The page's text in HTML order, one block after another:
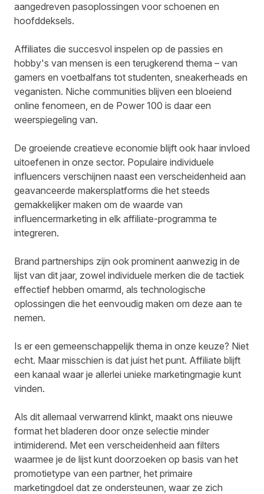
aangedreven pasoplossingen voor schoenen en
hoofddeksels.
Affiliates die succesvol inspelen op de passies en
hobby's van mensen is een terugkerend thema – van
gamers en voetbalfans tot studenten, sneakerheads en
veganisten. Niche communities blijven een bloeiend
online fenomeen, en de Power 100 is daar een
weerspiegeling van.
De groeiende creatieve economie blijft ook haar invloed
uitoefenen in onze sector. Populaire individuele
influencers verschijnen naast een verscheidenheid aan
geavanceerde makersplatforms die het steeds
gemakkelijker maken om de waarde van
influencermarketing in elk affiliate-programma te
integreren.
Brand partnerships zijn ook prominent aanwezig in de
lijst van dit jaar, zowel individuele merken die de tactiek
effectief hebben omarmd, als technologische
oplossingen die het eenvoudig maken om deze aan te
nemen.
Is er een gemeenschappelijk thema in onze keuze? Niet
echt. Maar misschien is dat juist het punt. Affiliate blijft
een kanaal waar je allerlei unieke marketingmagie kunt
vinden.
Als dit allemaal verwarrend klinkt, maakt ons nieuwe
format het bladeren door onze selectie minder
intimiderend. Met een verscheidenheid aan filters
waarmee je de lijst kunt doorzoeken op basis van het
promotietype van een partner, het primaire
marketingdoel dat ze ondersteunen, waar ze zich